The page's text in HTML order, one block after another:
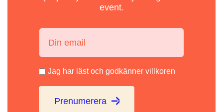
event.
Jag har läst och godkänner villkoren
Prenumerera